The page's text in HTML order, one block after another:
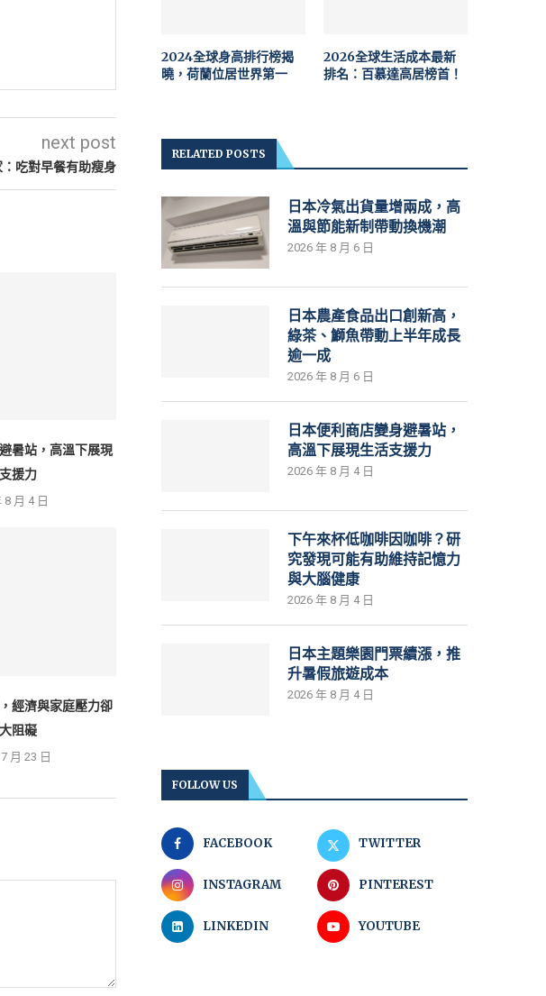
next post
吃對早餐有助瘦身
暑站，高溫下展現
援力
8 月 4 日
經濟與家庭壓力卻
阻礙
月 23 日
2024全球身高排行榜揭
曉，荷蘭位居世界第一
2026全球生活成本最新
排名：百慕達高居榜首！
RELATED POSTS
日本冷氣出貨量增兩成，高
溫與節能新制帶動換機潮
2026 年 8 月 6 日
日本農產食品出口創新高，
綠茶、鰤魚帶動上半年成長
逾一成
2026 年 8 月 6 日
日本便利商店變身避暑站，
高溫下展現生活支援力
2026 年 8 月 4 日
下午來杯低咖啡因咖啡？研
究發現可能有助維持記憶力
與大腦健康
2026 年 8 月 4 日
日本主題樂園門票續漲，推
升暑假旅遊成本
2026 年 8 月 4 日
FOLLOW US
FACEBOOK TWITTER
INSTAGRAM PINTEREST
LINKEDIN YOUTUBE